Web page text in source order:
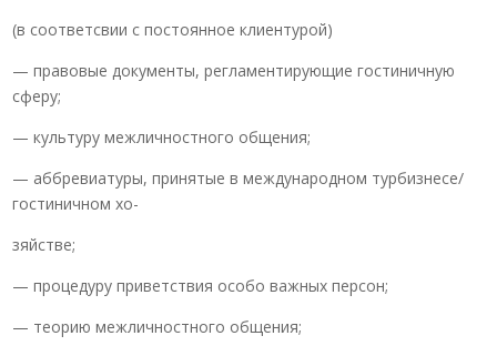
(в соответсвии с постоянное клиентурой)
— правовые документы, регламентирующие гостиничную
сферу;
— культуру межличностного общения;
— аббревиатуры, принятые в международном турбизнесе/
гостиничном хо-
зяйстве;
— процедуру приветствия особо важных персон;
— теорию межличностного общения;